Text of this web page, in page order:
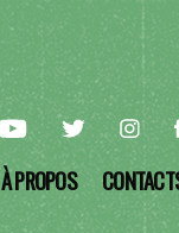
À PROPOS